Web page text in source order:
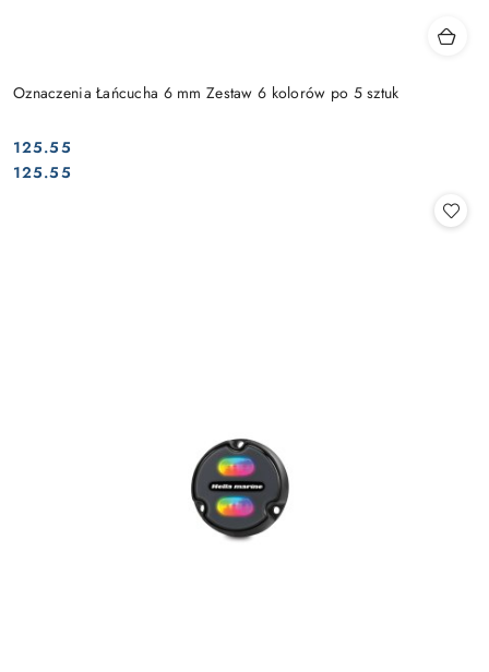
Oznaczenia Łańcucha 6 mm Zestaw 6 kolorów po 5 sztuk
Cena:
125.55
Cena:
125.55